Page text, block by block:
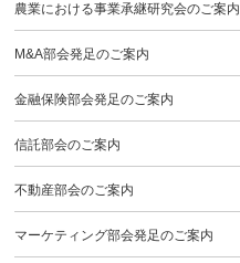
農業における事業承継研究会のご案内
M&A部会発足のご案内
金融保険部会発足のご案内
信託部会のご案内
不動産部会のご案内
マーケティング部会発足のご案内